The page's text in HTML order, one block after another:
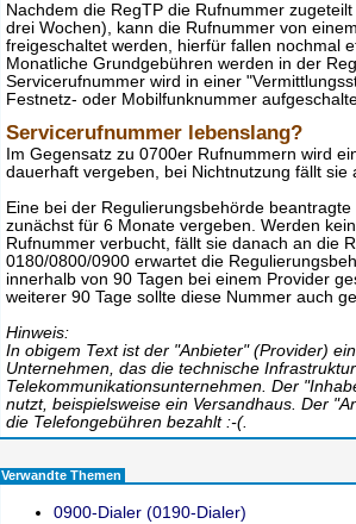
Nachdem die RegTP die Rufnummer
drei Wochen), kann die Rufnummer von
freigeschaltet werden, hierfür fallen nochmal
Monatliche Grundgebühren werden in der
Servicerufnummer wird in einer
Festnetz- oder Mobilfunknummer
Servicerufnummer lebenslang?
Im Gegensatz zu 0700er Rufnummern wird
dauerhaft vergeben, bei Nichtnutzung fällt sie
Eine bei der Regulierungsbehörde
zunächst für 6 Monate vergeben. Werden
Rufnummer verbucht, fällt sie danach an die
0180/0800/0900 erwartet die
innerhalb von 90 Tagen bei einem Provider
weiterer 90 Tage sollte diese Nummer auch
Hinweis:
In obigem Text ist der "Anbieter" (Provider)
Unternehmen, das die technische
Telekommunikationsunternehmen. Der
nutzt, beispielsweise ein Versandhaus. Der
die Telefongebühren bezahlt :-(.
Verwandte Themen
0900-Dialer (0190-Dialer)